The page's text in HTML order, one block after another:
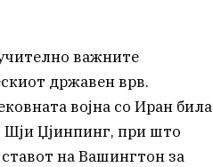
важните
државен врв.
војна со Иран била
Шји Џјинпинг, при што
на Вашингтон за